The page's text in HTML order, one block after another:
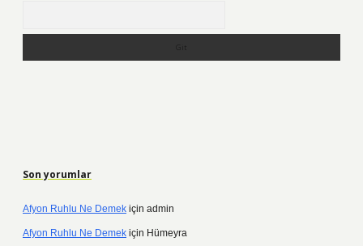
Son yorumlar
Afyon Ruhlu Ne Demek için admin
Afyon Ruhlu Ne Demek için Hümeyra